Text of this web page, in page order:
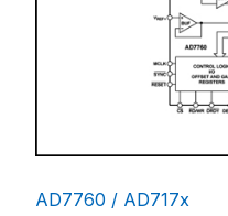
AD7760 / AD717x